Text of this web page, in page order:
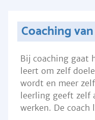
Coaching
Bij coaching gaat
leert om zelf
wordt en meer
leerling geeft zelf
werken. De coach